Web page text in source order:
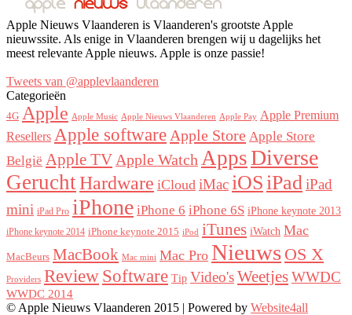
Apple Nieuws Vlaanderen is Vlaanderen's grootste Apple
nieuwssite. Als enige in Vlaanderen brengen wij u dagelijks het
meest relevante Apple nieuws. Apple is onze passie!
Tweets van @applevlaanderen
Categorieën
4G Apple Apple Music Apple Nieuws Vlaanderen Apple Pay Apple Premium
Resellers Apple software Apple Store Apple Store
België Apple TV Apple Watch Apps Diverse
GeruchtHardware iCloud iMac iOS iPad iPad
mini iPad Pro iPhone iPhone 6 iPhone 6S iPhone keynote 2013
iPhone keynote 2014 iPhone keynote 2015 iPod iTunes iWatch Mac
MacBeurs MacBook Mac mini Mac Pro Nieuws OS X
Providers Review Software Tip Video'sWeetjesWWDC
WWDC 2014
© Apple Nieuws Vlaanderen 2015 | Powered by Website4all